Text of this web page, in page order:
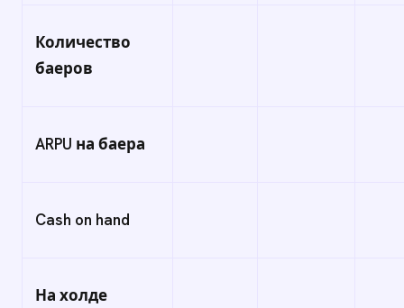
Количество
баеров
ARPU на баера
Cash on hand
На холде